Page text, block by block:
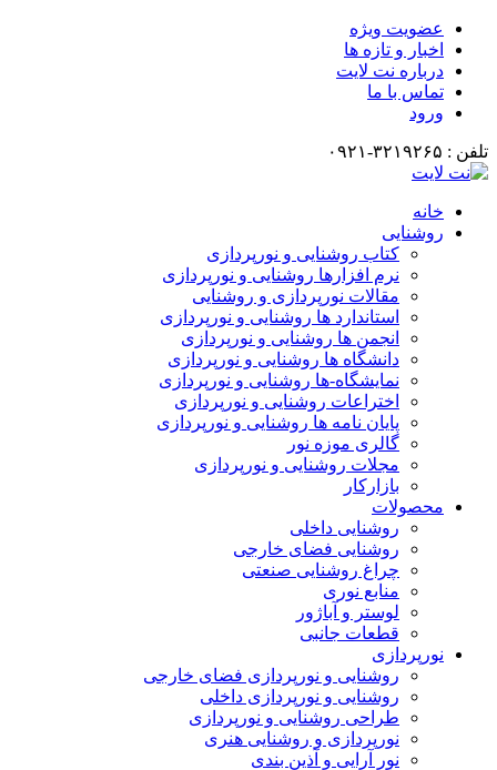
عضویت ویژه
اخبار و تازه ها
درباره نت لایت
تماس با ما
ورود
تلفن : ۳۲۱۹۲۶۵-۰۹۲۱
خانه
روشنایی
کتاب روشنایی و نورپردازی
نرم افزارها روشنایی و نورپردازی
مقالات نورپردازی و روشنایی
استاندارد ها روشنایی و نورپردازی
انجمن ها روشنایی و نورپردازی
دانشگاه ها روشنایی و نورپردازی
نمایشگاه-ها روشنایی و نورپردازی
اختراعات روشنایی و نورپردازی
پایان نامه ها روشنایی و نورپردازی
گالری موزه نور
مجلات روشنایی و نورپردازی
بازارکار
محصولات
روشنایی داخلی
روشنایی فضای خارجی
چراغ روشنایی صنعتی
منابع نوری
لوستر و آباژور
قطعات جانبی
نورپردازی
روشنایی و نورپردازی فضای خارجی
روشنایی و نورپردازی داخلی
طراحی روشنایی و نورپردازی
نورپردازی و روشنایی هنری
نور آرایی و آذین بندی